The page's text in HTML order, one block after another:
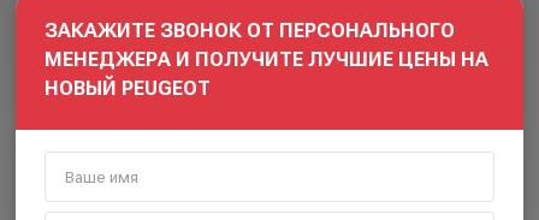
ЗАКАЖИТЕ ЗВОНОК ОТ ПЕРСОНАЛЬНОГО
МЕНЕДЖЕРА И ПОЛУЧИТЕ ЛУЧШИЕ ЦЕНЫ НА
НОВЫЙ PEUGEOT